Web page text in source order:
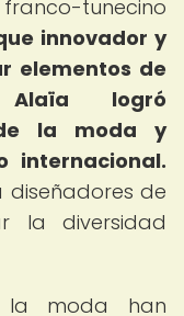
tunecino
innovador y
elementos de
Alaïa logró
la moda y
internacional.
diseñadores de
la diversidad
la moda han